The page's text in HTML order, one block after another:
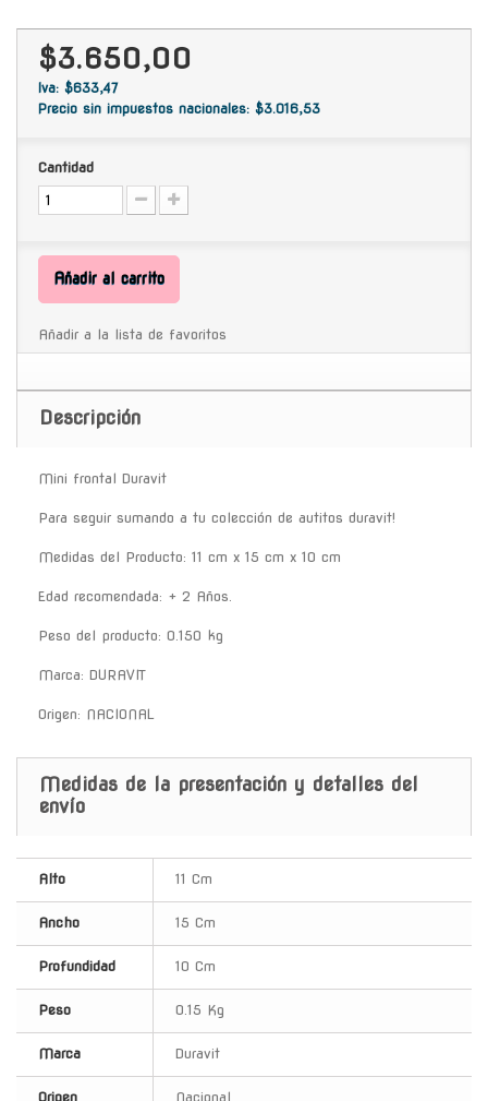
$3.650,00
Iva: $633,47
Precio sin impuestos nacionales: $3.016,53
Cantidad
Añadir al carrito
Añadir a la lista de favoritos
Descripción
Mini frontal Duravit
Para seguir sumando a tu colección de autitos duravit!
Medidas del Producto: 11 cm x 15 cm x 10 cm
Edad recomendada: + 2 Años.
Peso del producto: 0.150 kg
Marca: DURAVIT
Origen: NACIONAL
Medidas de la presentación y detalles del
envío
Alto 11 Cm
Ancho 15 Cm
Profundidad 10 Cm
Peso 0.15 Kg
Marca Duravit
Origen Nacional